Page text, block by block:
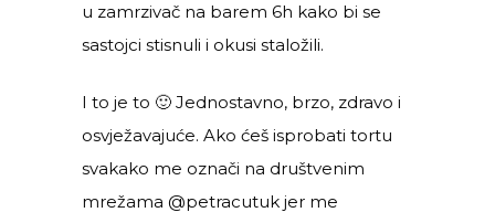
u zamrzivač na barem 6h kako bi se
sastojci stisnuli i okusi staložili.
I to je to 🙂 Jednostavno, brzo, zdravo i
osvježavajuće. Ako ćeš isprobati tortu
svakako me označi na društvenim
mrežama @petracutuk jer me